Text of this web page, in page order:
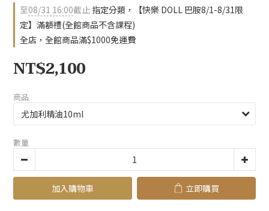
至08/31 16:00截止 指定分類，【快樂 DOLL 巴胺8/1-8/31限
定】滿額禮(全館商品不含課程)
全店，全館商品滿$1000免運費
NT$2,100
商品
數量
加入購物車 立即購買